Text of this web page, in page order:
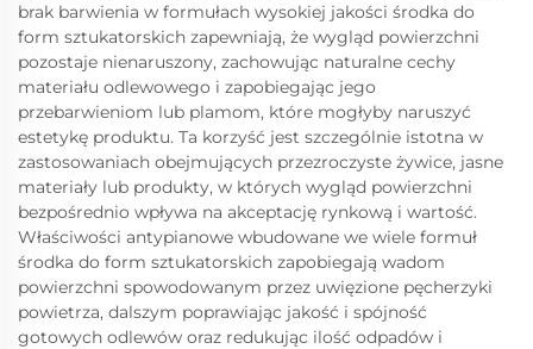
brak barwienia w formułach wysokiej jakości środka do
form sztukatorskich zapewniają, że wygląd powierzchni
pozostaje nienaruszony, zachowując naturalne cechy
materiału odlewowego i zapobiegając jego
przebarwieniom lub plamom, które mogłyby naruszyć
estetykę produktu. Ta korzyść jest szczególnie istotna w
zastosowaniach obejmujących przezroczyste żywice, jasne
materiały lub produkty, w których wygląd powierzchni
bezpośrednio wpływa na akceptację rynkową i wartość.
Właściwości antypianowe wbudowane we wiele formuł
środka do form sztukatorskich zapobiegają wadom
powierzchni spowodowanym przez uwięzione pęcherzyki
powietrza, dalszym poprawiając jakość i spójność
gotowych odlewów oraz redukując ilość odpadów i